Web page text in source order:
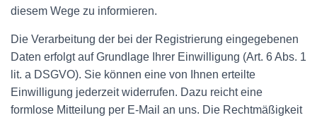
diesem Wege zu informieren.
Die Verarbeitung der bei der Registrierung eingegebenen
Daten erfolgt auf Grundlage Ihrer Einwilligung (Art. 6 Abs. 1
lit. a DSGVO). Sie können eine von Ihnen erteilte
Einwilligung jederzeit widerrufen. Dazu reicht eine
formlose Mitteilung per E-Mail an uns. Die Rechtmäßigkeit